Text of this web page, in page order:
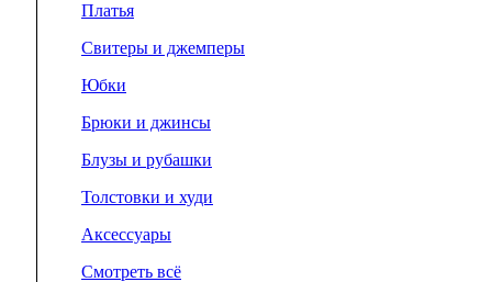
Платья
Свитеры и джемперы
Юбки
Брюки и джинсы
Блузы и рубашки
Толстовки и худи
Аксессуары
Смотреть всё